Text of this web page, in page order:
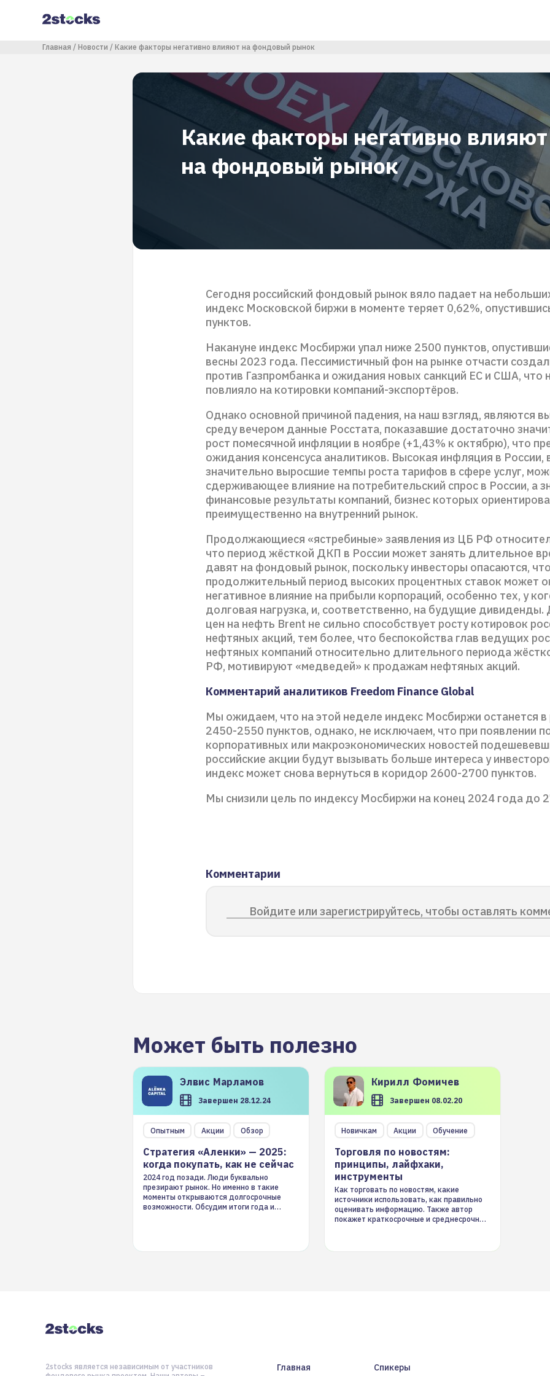
содержанию
Строка навигации
Главная Новости Какие факторы негативно влияют на фондовый рынок
Какие факторы негативно влияют
на фондовый рынок
Сегодня российский фондовый рынок вяло падает на
индекс Московской биржи в моменте теряет 0,62%,
пунктов.
Накануне индекс Мосбиржи упал ниже 2500 пунктов,
весны 2023 года. Пессимистичный фон на рынке отчасти
против Газпромбанка и ожидания новых санкций ЕС и США, что
повлияло на котировки компаний-экспортёров.
Однако основной причиной падения, на наш взгляд, являются
среду вечером данные Росстата, показавшие достаточно
рост помесячной инфляции в ноябре (+1,43% к октябрю), что
ожидания консенсуса аналитиков. Высокая инфляция в России,
значительно выросшие темпы роста тарифов в сфере услуг,
сдерживающее влияние на потребительский спрос в России, а
финансовые результаты компаний, бизнес которых
преимущественно на внутренний рынок.
Продолжающиеся «ястребиные» заявления из ЦБ РФ
что период жёсткой ДКП в России может занять длительное
давят на фондовый рынок, поскольку инвесторы опасаются,
продолжительный период высоких процентных ставок может
негативное влияние на прибыли корпораций, особенно тех, у
долговая нагрузка, и, соответственно, на будущие дивиденды.
цен на нефть Brent не сильно способствует росту котировок
нефтяных акций, тем более, что беспокойства глав ведущих
нефтяных компаний относительно длительного периода
РФ, мотивируют «медведей» к продажам нефтяных акций.
Комментарий аналитиков Freedom Finance Global
Мы ожидаем, что на этой неделе индекс Мосбиржи останется в
2450-2550 пунктов, однако, не исключаем, что при появлении
корпоративных или макроэкономических новостей
российские акции будут вызывать больше интереса у
индекс может снова вернуться в коридор 2600-2700 пунктов.
Мы снизили цель по индексу Мосбиржи на конец 2024 года до
Комментарии
Войдите или зарегистрируйтесь, чтобы оставлять
Может быть полезно
Элвис Марламов
Завершен 28.12.24
Опытным Акции Обзор
Стратегия «Аленки» — 2025:
когда покупать, как не сейчас
2024 год позади. Люди буквально
презирают рынок. Но именно в такие
моменты открываются долгосрочные
возможности. Обсудим итоги года и
Кирилл Фомичев
Завершен 08.02.20
Новичкам Акции Обучение
Торговля по новостям:
принципы, лайфхаки,
инструменты
Как торговать по новостям, какие
источники использовать, как правильно
оценивать информацию. Также автор
покажет краткосрочные и среднесрочные
Главная Спикеры
2stocks является независимым от участников